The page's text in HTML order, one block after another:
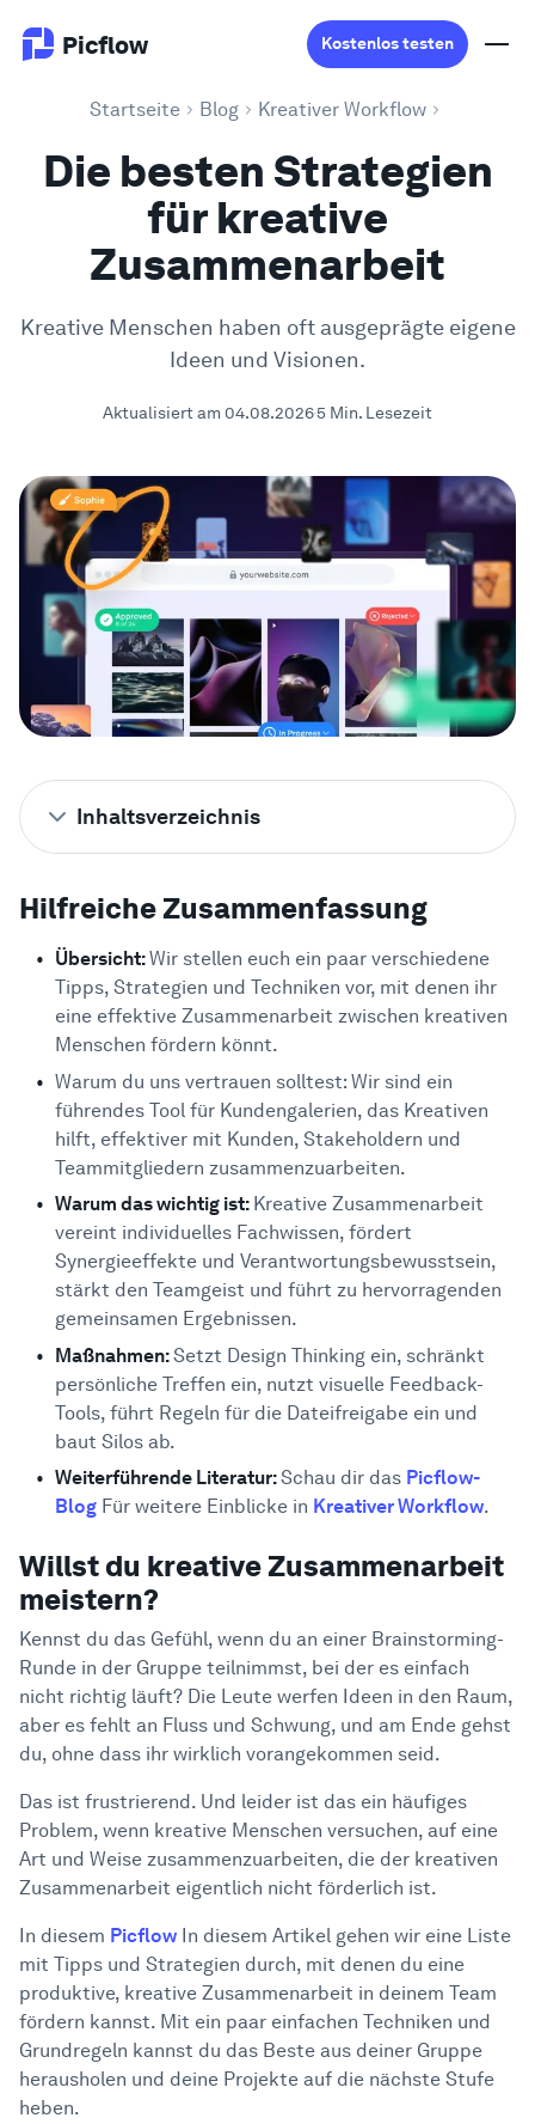
Picflow Kostenlos testen
Produkt
Online Proofing
Kundengalerie
DAM Software
Preise
Entdecken
Beispiele
Enterprise
Sicherheit
Lernen
Hilfe-Center
Startseite Blog Kreativer Workflow
Die besten Strategien
für kreative
Zusammenarbeit
Kreative Menschen haben oft ausgeprägte eigene
Ideen und Visionen.
Aktualisiert am 04.08.20265 Min. Lesezeit
Inhaltsverzeichnis
Willst du kreative Zusammenarbeit
3 Warum solltest du auf uns hören?
4 Was ist kreative Zusammenarbeit?
Hindernisse für kreative
Zusammenarbeit
6
Wie man kreative Zusammenarbeit
fördert
1. Grundregeln festlegen
2. Nutze Design Thinking
3. Mach weniger persönliche Treffen
4. Nutze Tools für visuelles Feedback
5. Nicht-kreative Aufgaben auslagern oder
automatisieren
6. Silos aufbrechen
7 Fazit
Hilfreiche Zusammenfassung
Übersicht:Wir stellen euch ein paar verschiedene
Tipps, Strategien und Techniken vor, mit denen ihr
eine effektive Zusammenarbeit zwischen kreativen
Menschen fördern könnt.
Warum du uns vertrauen solltest: Wir sind ein
führendes Tool für Kundengalerien, das Kreativen
hilft, effektiver mit Kunden, Stakeholdern und
Teammitgliedern zusammenzuarbeiten.
Warum das wichtig ist: Kreative Zusammenarbeit
vereint individuelles Fachwissen, fördert
Synergieeffekte und Verantwortungsbewusstsein,
stärkt den Teamgeist und führt zu hervorragenden
gemeinsamen Ergebnissen.
Maßnahmen:Setzt Design Thinking ein, schränkt
persönliche Treffen ein, nutzt visuelle Feedback-
Tools, führt Regeln für die Dateifreigabe ein und
baut Silos ab.
Weiterführende Literatur:Schau dir das Picflow-
Blog Für weitere Einblicke in Kreativer Workflow.
Willst du kreative Zusammenarbeit
meistern?
Kennst du das Gefühl, wenn du an einer Brainstorming-
Runde in der Gruppe teilnimmst, bei der es einfach
nicht richtig läuft? Die Leute werfen Ideen in den Raum,
aber es fehlt an Fluss und Schwung, und am Ende gehst
du, ohne dass ihr wirklich vorangekommen seid.
Das ist frustrierend. Und leider ist das ein häufiges
Problem, wenn kreative Menschen versuchen, auf eine
Art und Weise zusammenzuarbeiten, die der kreativen
Zusammenarbeit eigentlich nicht förderlich ist.
In diesem Picflow In diesem Artikel gehen wir eine Liste
mit Tipps und Strategien durch, mit denen du eine
produktive, kreative Zusammenarbeit in deinem Team
fördern kannst. Mit ein paar einfachen Techniken und
Grundregeln kannst du das Beste aus deiner Gruppe
herausholen und deine Projekte auf die nächste Stufe
heben.